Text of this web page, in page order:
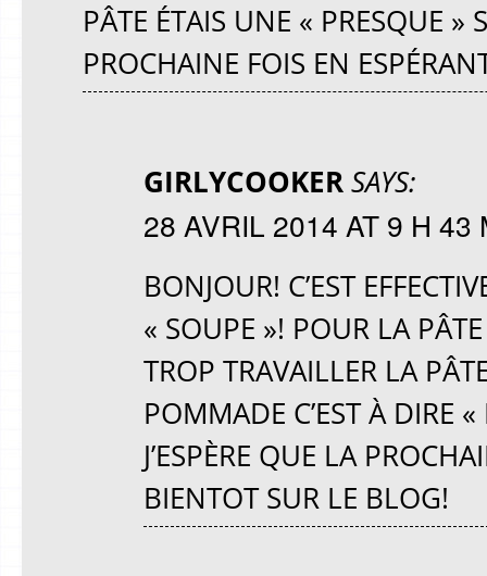
PÂTE ÉTAIS UNE « PRESQUE »
PROCHAINE FOIS EN
GIRLYCOOKERSAYS:
28 AVRIL 2014 AT 9 H 43
BONJOUR! C’EST
« SOUPE »! POUR LA
TROP TRAVAILLER LA
POMMADE C’EST À DIRE
J’ESPÈRE QUE LA
BIENTOT SUR LE BLOG!